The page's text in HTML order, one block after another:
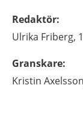
Redaktör:
Ulrika Friberg,
Granskare:
Kristin